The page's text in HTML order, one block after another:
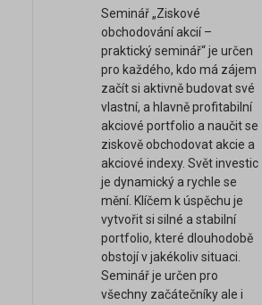
Seminář „Ziskové
obchodování akcií –
praktický seminář“ je určen
pro každého, kdo má zájem
začít si aktivně budovat své
vlastní, a hlavně profitabilní
akciové portfolio a naučit se
ziskově obchodovat akcie a
akciové indexy. Svět investic
je dynamický a rychle se
mění. Klíčem k úspěchu je
vytvořit si silné a stabilní
portfolio, které dlouhodobě
obstojí v jakékoliv situaci.
Seminář je určen pro
všechny začátečníky ale i